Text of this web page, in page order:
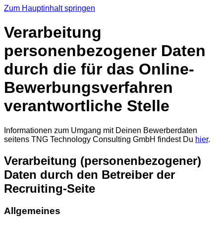
Zum Hauptinhalt springen
Verarbeitung
personenbezogener Daten
durch die für das Online-
Bewerbungsverfahren
verantwortliche Stelle
Informationen zum Umgang mit Deinen Bewerberdaten
seitens TNG Technology Consulting GmbH findest Du hier.
Verarbeitung (personenbezogener)
Daten durch den Betreiber der
Recruiting-Seite
Allgemeines